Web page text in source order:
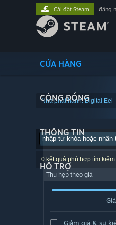
CỬA HÀNG
CỘNG ĐỒNG
THÔNG TIN
HỖ TRỢ
Cài đặt Steam đăng
Nhà phát hành: Digital Eel
0 kết quả phù hợp tìm
Thu hẹp theo giá
Giảm giá & sự